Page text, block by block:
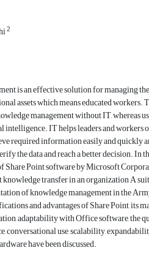
2
is an effective solution for managing
assets which means educated workers.
management without IT, whereas
intelligence. IT helps leaders and workers
required information easily and quickly
the data and reach a better decision. In
Share Point software by Microsoft
transfer in an organization A
of knowledge management in the
and advantages of Share Point, its
adaptability with Office software, the
conversational use, scalability,
have been discussed.